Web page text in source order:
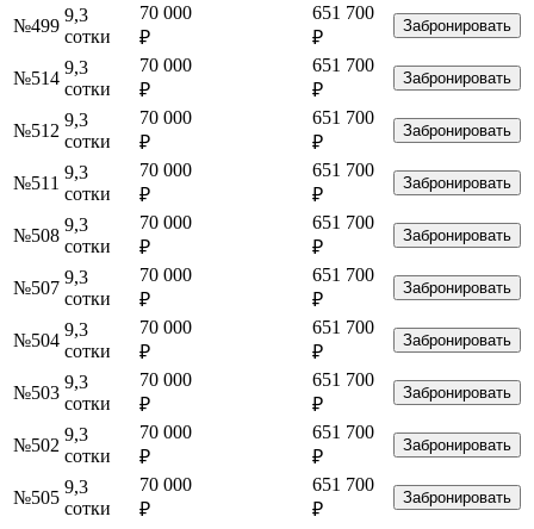
№499
9,3
сотки
70 000
₽
651 700
₽
Забронировать
№514
9,3
сотки
70 000
₽
651 700
₽
Забронировать
№512
9,3
сотки
70 000
₽
651 700
₽
Забронировать
№511
9,3
сотки
70 000
₽
651 700
₽
Забронировать
№508
9,3
сотки
70 000
₽
651 700
₽
Забронировать
№507
9,3
сотки
70 000
₽
651 700
₽
Забронировать
№504
9,3
сотки
70 000
₽
651 700
₽
Забронировать
№503
9,3
сотки
70 000
₽
651 700
₽
Забронировать
№502
9,3
сотки
70 000
₽
651 700
₽
Забронировать
№505
9,3
сотки
70 000
₽
651 700
₽
Забронировать